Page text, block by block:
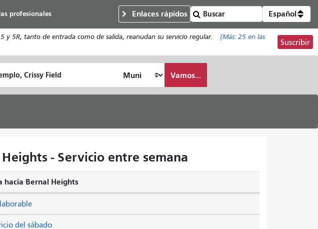
profesionales Enlaces rápidos Español
y 5R, tanto de entrada como de salida, reanudan su servicio regular. (Más: 25 en las
Suscribir
Cómo
quiero
Vamos...
- Servicio entre semana
hacia Bernal Heights
del sábado